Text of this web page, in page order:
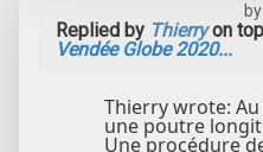
by
Replied by Thierryon
Vendée Globe 2020...
Thierry wrote:
une poutre
Une procédure